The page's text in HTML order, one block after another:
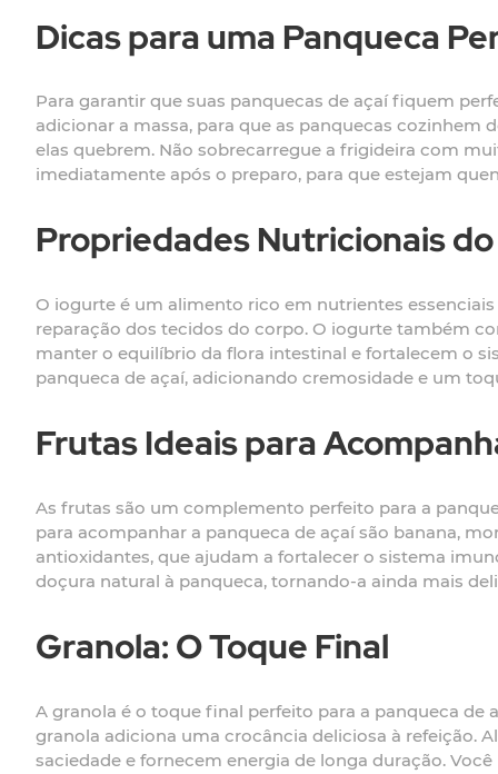
Dicas para uma Panqueca
Para garantir que suas panquecas de açaí fiquem
adicionar a massa, para que as panquecas
elas quebrem. Não sobrecarregue a frigideira com
imediatamente após o preparo, para que estejam
Propriedades Nutricionais
O iogurte é um alimento rico em nutrientes
reparação dos tecidos do corpo. O iogurte também
manter o equilíbrio da flora intestinal e fortalecem o
panqueca de açaí, adicionando cremosidade e um
Frutas Ideais para
As frutas são um complemento perfeito para a
para acompanhar a panqueca de açaí são banana,
antioxidantes, que ajudam a fortalecer o sistema
doçura natural à panqueca, tornando-a ainda mais
Granola: O Toque Final
A granola é o toque final perfeito para a panqueca de
granola adiciona uma crocância deliciosa à refeição.
saciedade e fornecem energia de longa duração.